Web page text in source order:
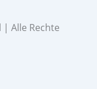
Alle Rechte